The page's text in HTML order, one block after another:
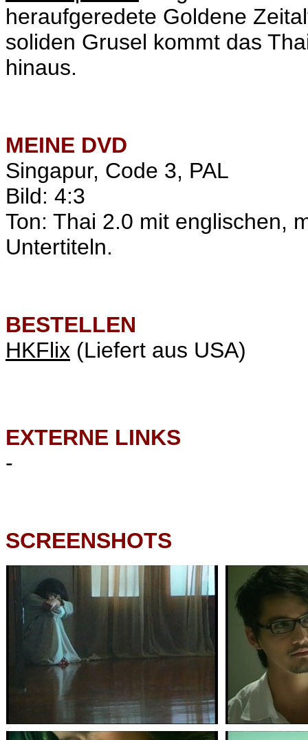
heraufgeredete Goldene
soliden Grusel kommt das
hinaus.
MEINE DVD
Singapur, Code 3, PAL
Bild: 4:3
Ton: Thai 2.0 mit englischen,
Untertiteln.
BESTELLEN
HKFlix (Liefert aus USA)
EXTERNE LINKS
-
SCREENSHOTS